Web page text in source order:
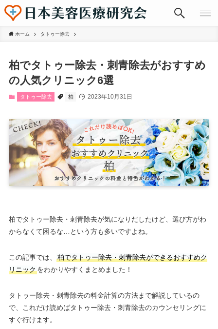
ホーム タトゥー除去
柏でタトゥー除去・刺青除去がおすすめ
の人気クリニック6選
タトゥー除去 柏 2023年10月31日
柏でタトゥー除去・刺青除去が気になりだしたけど、選び方がわ
からなくて困るな…という方も多いですよね。
この記事では、
柏でタトゥー除去・刺青除去ができるおすすめク
リニックをわかりやすくまとめました！
タトゥー除去・刺青除去の料金計算の方法まで解説しているの
で、これだけ読めばタトゥー除去・刺青除去のカウンセリングに
すぐ行けます。